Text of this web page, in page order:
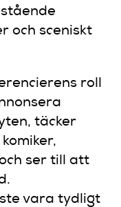
och sceniskt
roll
täcker
ser till att
vara tydligt